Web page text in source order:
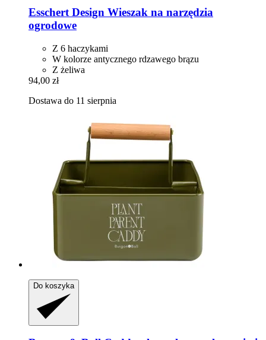
Esschert Design Wieszak na narzędzia
ogrodowe
Z 6 haczykami
W kolorze antycznego rdzawego brązu
Z żeliwa
94,00 zł
Dostawa do 11 sierpnia
Do koszyka